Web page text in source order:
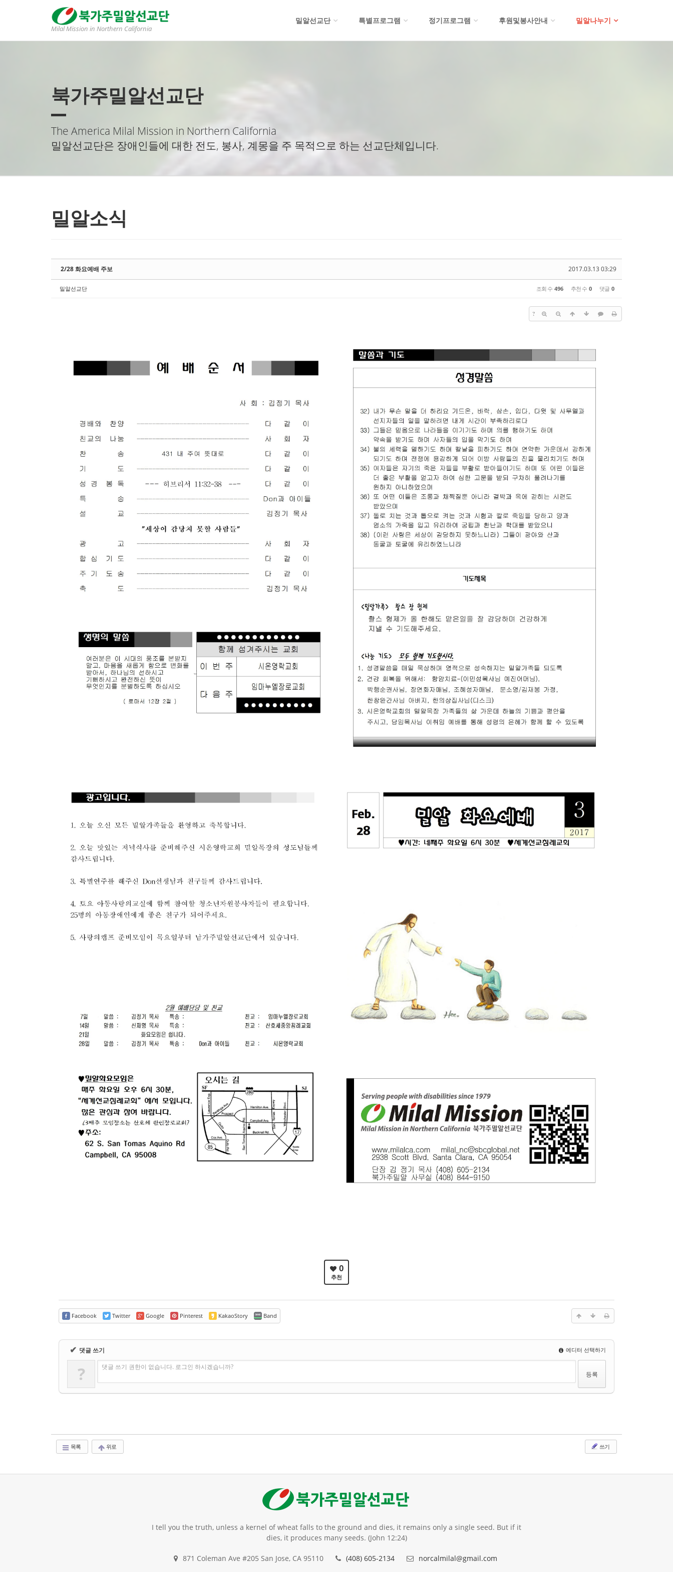
Milal Mission in Northern California
밀알선교단 특별프로그램 정기프로그램 후원및봉사안내 밀알나누기
북가주밀알선교단
The America Milal Mission in Northern California
밀알선교단은 장애인들에 대한 전도, 봉사, 계몽을 주 목적으로 하는 선교단체입니다.
밀알소식
2017.03.13 03:29
2/28 화요예배 주보
밀알선교단 조회 수 496 추천 수 0 댓글 0
?
0
추천
Facebook Twitter Google Pinterest KakaoStory Band
✔ 댓글 쓰기 에디터 선택하기
? 댓글 쓰기 권한이 없습니다. 로그인 하시겠습니까?
목록 위로 쓰기
I tell you the truth, unless a kernel of wheat falls to the ground and dies, it remains only a single seed. But if it
dies, it produces many seeds. (John 12:24)
871 Coleman Ave #205 San Jose, CA 95110 (408) 605-2134 norcalmilal@gmail.com
Sketchbook5, 스케치북5